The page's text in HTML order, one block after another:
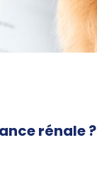
rénale ?